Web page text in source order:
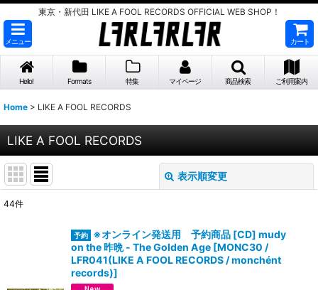
東京・新代田 LIKE A FOOL RECORDS OFFICIAL WEB SHOP！
メニュー カート
Hello! Formats 特集 マイページ 商品検索 ご利用案内
Home > LIKE A FOOL RECORDS
LIKE A FOOL RECORDS
表示順変更
44件
※オンライン発送用 予約商品 [CD] mudy
on the 昨晩 - The Golden Age [MONC30 /
LFR041(LIKE A FOOL RECORDS / monchént
records)]